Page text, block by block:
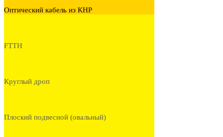
Оптический кабель из КНР
FTTH
Круглый дроп
Плоский подвесной (овальный)